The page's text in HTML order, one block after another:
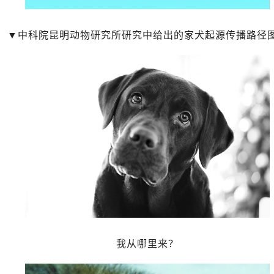
科院昆明动物研究所研究中给出的家犬起源传播路径
我从哪里来？